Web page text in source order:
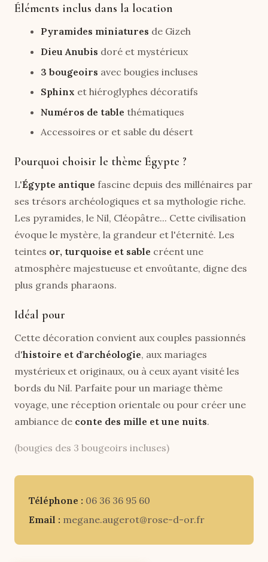
Éléments inclus dans la location
Pyramides miniatures de Gizeh
Dieu Anubis doré et mystérieux
3 bougeoirs avec bougies incluses
Sphinx et hiéroglyphes décoratifs
Numéros de table thématiques
Accessoires or et sable du désert
Pourquoi choisir le thème Égypte ?
L'Égypte antique fascine depuis des millénaires par
ses trésors archéologiques et sa mythologie riche.
Les pyramides, le Nil, Cléopâtre... Cette civilisation
évoque le mystère, la grandeur et l'éternité. Les
teintes or, turquoise et sable créent une
atmosphère majestueuse et envoûtante, digne des
plus grands pharaons.
Idéal pour
Cette décoration convient aux couples passionnés
d'histoire et d'archéologie, aux mariages
mystérieux et originaux, ou à ceux ayant visité les
bords du Nil. Parfaite pour un mariage thème
voyage, une réception orientale ou pour créer une
ambiance de conte des mille et une nuits.
(bougies des 3 bougeoirs incluses)
Téléphone : 06 36 36 95 60
Email : megane.augerot@rose-d-or.fr